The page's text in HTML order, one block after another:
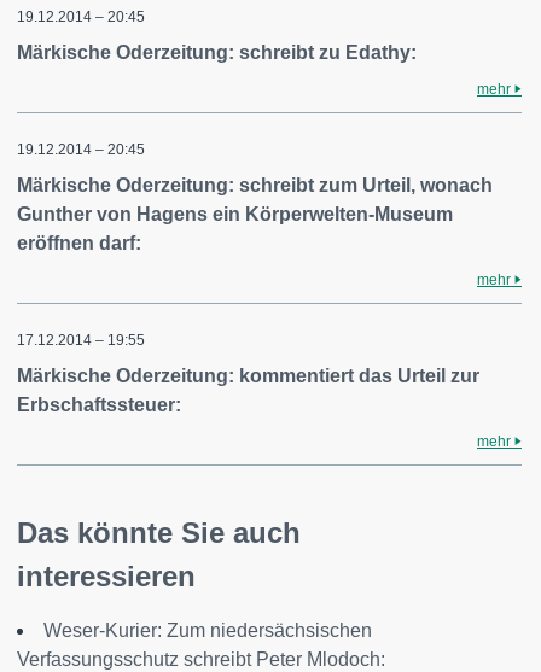
19.12.2014 – 20:45
Märkische Oderzeitung: schreibt zu Edathy:
mehr
19.12.2014 – 20:45
Märkische Oderzeitung: schreibt zum Urteil, wonach
Gunther von Hagens ein Körperwelten-Museum
eröffnen darf:
mehr
17.12.2014 – 19:55
Märkische Oderzeitung: kommentiert das Urteil zur
Erbschaftssteuer:
mehr
Das könnte Sie auch
interessieren
Weser-Kurier: Zum niedersächsischen
Verfassungsschutz schreibt Peter Mlodoch: